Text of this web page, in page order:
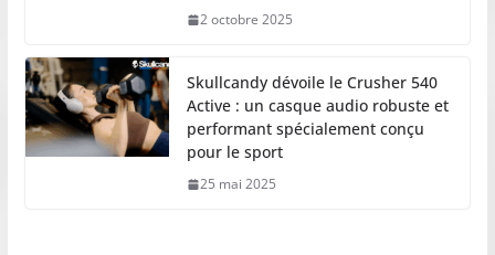
2 octobre 2025
Skullcandy dévoile le Crusher 540
Active : un casque audio robuste et
performant spécialement conçu
pour le sport
25 mai 2025